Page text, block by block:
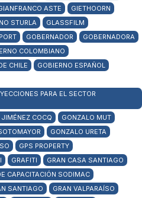
ASTE
GIETHOORN
STURLA
GLASSFILM
GOBERNADOR
GOBERNADORA
COLOMBIANO
CHILE
GOBIERNO ESPAÑOL
PARA EL SECTOR
COCQ
GONZALO MUT
GONZALO URETA
GPS PROPERTY
GRAFITI
GRAN CASA SANTIAGO
CAPACITACIÓN SODIMAC
SANTIAGO
GRAN VALPARAÍSO